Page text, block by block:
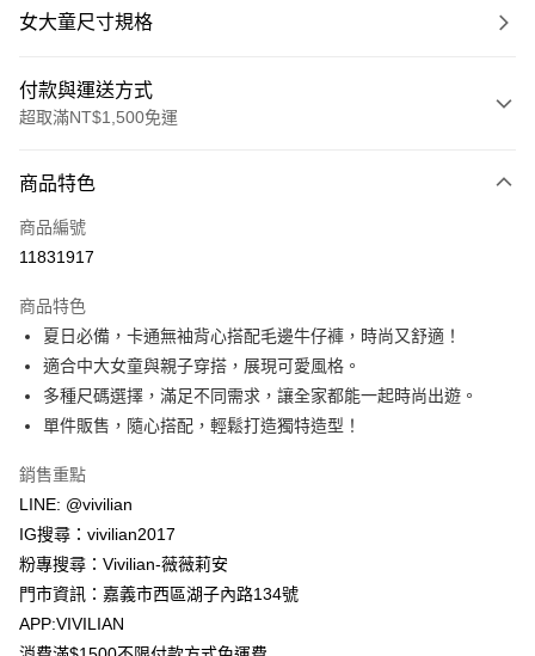
女大童尺寸規格
付款與運送方式
超取滿NT$1,500免運
信用卡一次付款
信用卡分期付款
合作金庫商業銀行
華南商業銀行
彰化商業銀行
上海商業儲蓄銀行
台北富邦商業銀行
國泰世華商業銀行
兆豐國際商業銀行
臺灣中小企業銀行
台中商業銀行
聯邦商業銀行
台新國際商業銀行
台灣樂天信用卡公司
超商取貨付款
LINE Pay
Apple Pay
悠遊付
Google Pay
大哥付你分期
相關說明
【大哥付你分期使用說明】
商品特色
商品編號
11831917
商品特色
夏日必備，卡通無袖背心搭配毛邊牛仔褲，時尚又舒適！
適合中大女童與親子穿搭，展現可愛風格。
多種尺碼選擇，滿足不同需求，讓全家都能一起時尚出遊。
單件販售，隨心搭配，輕鬆打造獨特造型！
銷售重點
LINE: @vivilian
IG搜尋：vivilian2017
粉專搜尋：Vivilian-薇薇莉安
門市資訊：嘉義市西區湖子內路134號
APP:VIVILIAN